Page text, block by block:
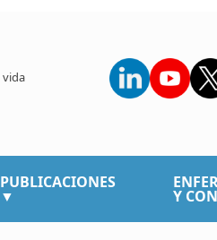
PUBLICACIONES
▼ Y